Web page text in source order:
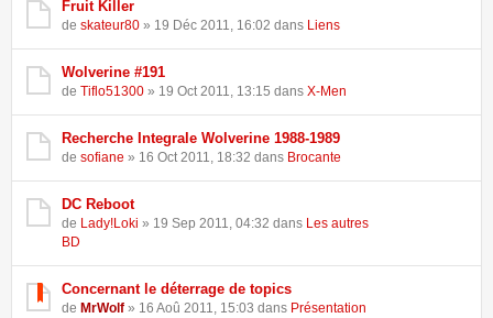
Fruit Killer
de skateur80 » 19 Déc 2011, 16:02 dans Liens
Wolverine #191
de Tiflo51300 » 19 Oct 2011, 13:15 dans X-Men
Recherche Integrale Wolverine 1988-1989
de sofiane » 16 Oct 2011, 18:32 dans Brocante
DC Reboot
de Lady!Loki » 19 Sep 2011, 04:32 dans Les autres
BD
Concernant le déterrage de topics
de MrWolf » 16 Aoû 2011, 15:03 dans Présentation